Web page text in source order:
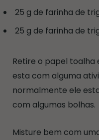
25 g de farinha de
25 g de farinha de
Retire o papel toalha
esta com alguma
normalmente ele
com algumas bolhas.
Misture bem com